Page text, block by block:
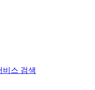
비스 검색